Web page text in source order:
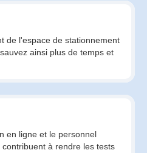
de l'espace de stationnement
ainsi plus de temps et
en ligne et le personnel
à rendre les tests